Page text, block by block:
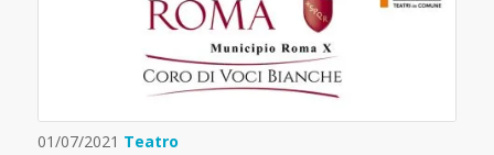
01/07/2021 Teatro